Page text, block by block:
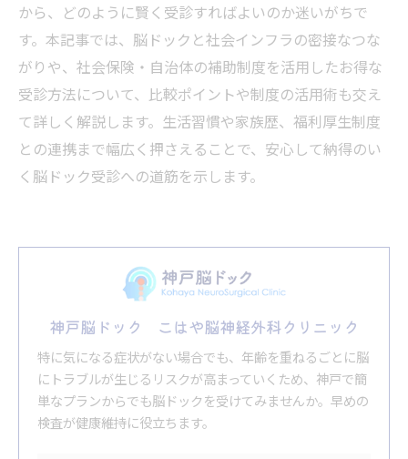
から、どのように賢く受診すればよいのか迷いがちで
す。本記事では、脳ドックと社会インフラの密接なつな
がりや、社会保険・自治体の補助制度を活用したお得な
受診方法について、比較ポイントや制度の活用術も交え
て詳しく解説します。生活習慣や家族歴、福利厚生制度
との連携まで幅広く押さえることで、安心して納得のい
く脳ドック受診への道筋を示します。
神戸脳ドック こはや脳神経外科クリニック
特に気になる症状がない場合でも、年齢を重ねるごとに脳
にトラブルが生じるリスクが高まっていくため、神戸で簡
単なプランからでも脳ドックを受けてみませんか。早めの
検査が健康維持に役立ちます。